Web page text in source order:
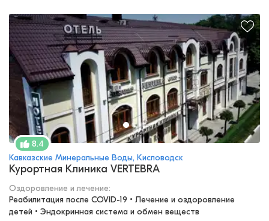
8.4
Кавказские Минеральные Воды, Кисловодск
Курортная Клиника VERTEBRA
Оздоровление и лечение:
Реабилитация после COVID-19 • Лечение и оздоровление
детей • Эндокринная система и обмен веществ